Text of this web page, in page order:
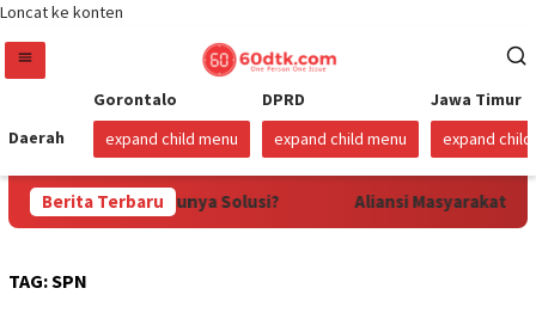
Loncat ke konten
Daerah
Gorontalo
expand child menu
DPRD
expand child menu
Jawa Timur
expand child
Berita Terbaru
Pemprov Tidak Punya Solusi? Aliansi Masyarakat
TAG:SPN